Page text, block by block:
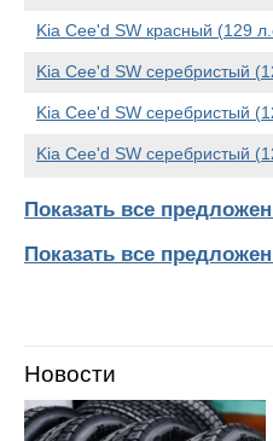
Kia Cee'd SW красный (129
Kia Cee'd SW серебристый
Kia Cee'd SW серебристый
Kia Cee'd SW серебристый
Показать все
Показать все
Новости